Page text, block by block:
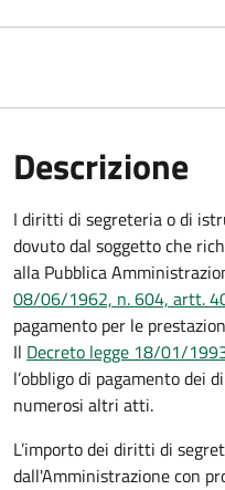
Descrizione
I diritti di segreteria o di
dovuto dal soggetto che
alla Pubblica
08/06/1962, n. 604, artt.
pagamento per le
Il Decreto legge 18/01/
l’obbligo di pagamento dei
numerosi altri atti.
L’importo dei diritti di
dall'Amministrazione con